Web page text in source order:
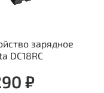
зарядное
DC18RC
₽